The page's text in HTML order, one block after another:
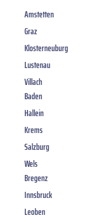
Amstetten
Graz
Klosterneuburg
Lustenau
Villach
Baden
Hallein
Krems
Salzburg
Wels
Bregenz
Innsbruck
Leoben